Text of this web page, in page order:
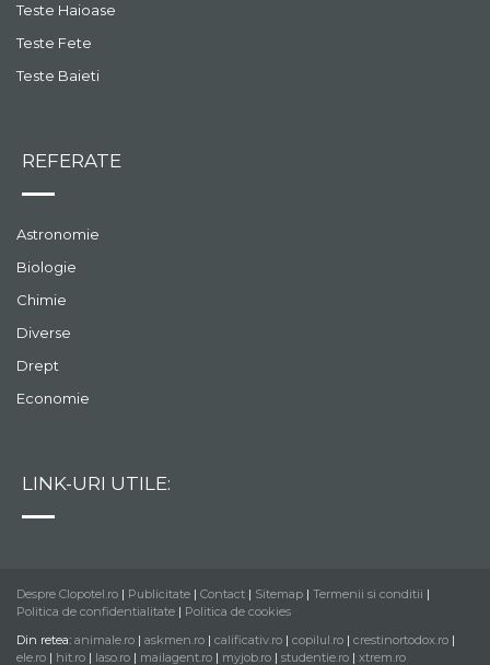
Teste Haioase
Teste Fete
Teste Baieti
REFERATE
Astronomie
Biologie
Chimie
Diverse
Drept
Economie
LINK-URI UTILE:
Despre Clopotel.ro | Publicitate | Contact | Sitemap | Termenii si conditii |
Politica de confidentialitate | Politica de cookies
Din retea: animale.ro | askmen.ro | calificativ.ro | copilul.ro | crestinortodox.ro |
ele.ro | hit.ro | laso.ro | mailagent.ro | myjob.ro | studentie.ro | xtrem.ro